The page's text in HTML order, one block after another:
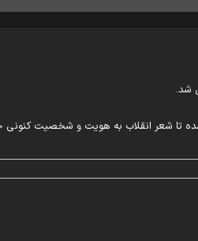
شد.
تا شعر انقلاب به هویت و شخصیت